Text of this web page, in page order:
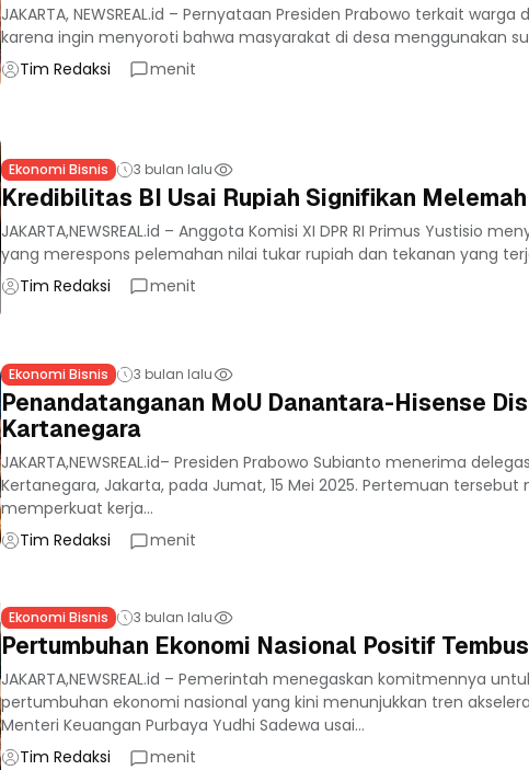
JAKARTA, NEWSREAL.id – Pernyataan Presiden Prabowo terkait
karena ingin menyoroti bahwa masyarakat di desa menggunakan
Tim Redaksi
menit
Ekonomi Bisnis 3 bulan lalu
Kredibilitas BI Usai Rupiah Signifikan
JAKARTA,NEWSREAL.id – Anggota Komisi XI DPR RI Primus Yustisio
yang merespons pelemahan nilai tukar rupiah dan tekanan yang
Tim Redaksi
menit
Ekonomi Bisnis 3 bulan lalu
Penandatanganan MoU Danantara-Hisense
Kartanegara
JAKARTA,NEWSREAL.id– Presiden Prabowo Subianto menerima
Kertanegara, Jakarta, pada Jumat, 15 Mei 2025. Pertemuan
memperkuat kerja...
Tim Redaksi
menit
Ekonomi Bisnis 3 bulan lalu
Pertumbuhan Ekonomi Nasional Positif
JAKARTA,NEWSREAL.id – Pemerintah menegaskan komitmennya
pertumbuhan ekonomi nasional yang kini menunjukkan tren
Menteri Keuangan Purbaya Yudhi Sadewa usai...
Tim Redaksi
menit